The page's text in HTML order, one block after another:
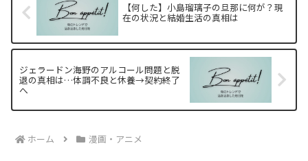
【何した】小島瑠璃子の旦那に何が？現
在の状況と結婚生活の真相は
ジェラードン海野のアルコール問題と脱
退の真相は…体調不良と休養→契約終了
へ
ホーム 漫画・アニメ